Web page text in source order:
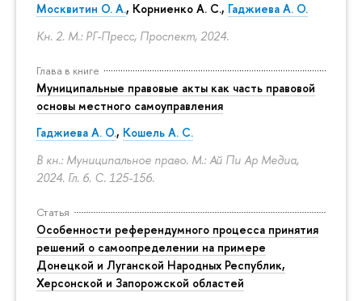
Москвитин О. А., Корниенко А. С., Гаджиева А. О.
Кн. 2. М.: РГ-Пресс, Проспект, 2024.
Глава в книге
Муниципальные правовые акты как часть правовой
основы местного самоуправления
Гаджиева А. О., Кошель А. С.
В кн.: Муниципальное право. М.: Ай Пи Ар Медиа,
2024. Гл. 6. С. 125-156.
Статья
Особенности референдумного процесса принятия
решений о самоопределении на примере
Донецкой и Луганской Народных Республик,
Херсонской и Запорожской областей